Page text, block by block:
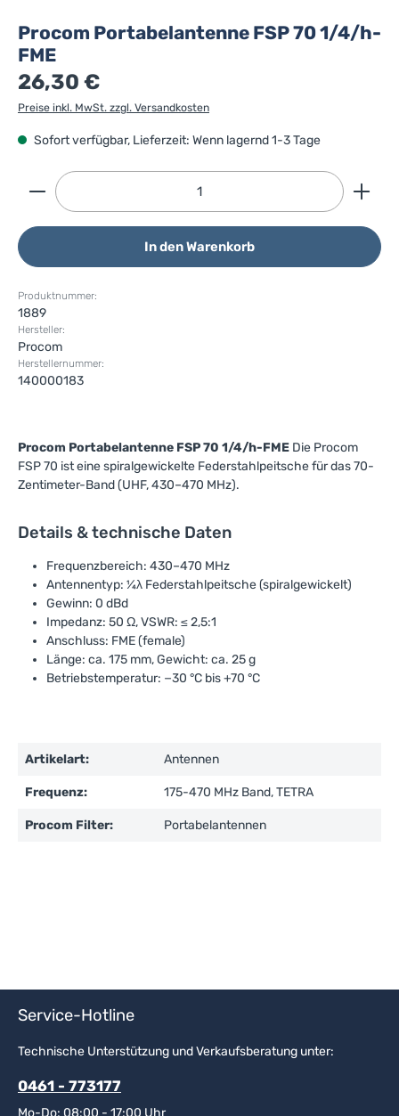
Procom Portabelantenne FSP 70 1/4/h-
FME
26,30 €
Preise inkl. MwSt. zzgl. Versandkosten
Sofort verfügbar, Lieferzeit: Wenn lagernd 1-3 Tage
Produkt Anzahl: Gib den gewünschten Wert ein
In den Warenkorb
Produktnummer:
1889
Hersteller:
Procom
Herstellernummer:
140000183
Procom Portabelantenne FSP 70 1/4/h-FME Die Procom
FSP 70 ist eine spiralgewickelte Federstahlpeitsche für das 70-
Zentimeter-Band (UHF, 430–470 MHz).
Details & technische Daten
Frequenzbereich: 430–470 MHz
Antennentyp: ¼λ Federstahlpeitsche (spiralgewickelt)
Gewinn: 0 dBd
Impedanz: 50 Ω, VSWR: ≤ 2,5:1
Anschluss: FME (female)
Länge: ca. 175 mm, Gewicht: ca. 25 g
Betriebstemperatur: −30 °C bis +70 °C
Artikelart: Antennen
Frequenz: 175-470 MHz Band, TETRA
Procom Filter: Portabelantennen
Service-Hotline
Technische Unterstützung und Verkaufsberatung unter:
0461 - 773177
Mo-Do: 08:00 - 17:00 Uhr